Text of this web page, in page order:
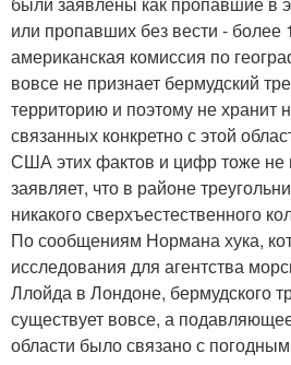
или пропавших без вести - более
американская комиссия по
вовсе не признает бермудский
территорию и поэтому не хранит
связанных конкретно с этой
США этих фактов и цифр тоже не
заявляет, что в районе
никакого сверхъестественного
По сообщениям Нормана хука,
исследования для агентства
Ллойда в Лондоне, бермудского
существует вовсе, а
области было связано с